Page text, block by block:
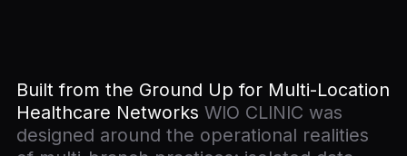
Built from the Ground Up for Multi-Location
Healthcare Networks WIO CLINIC was
designed around the operational realities